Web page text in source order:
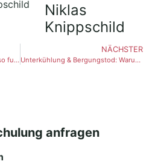
Niklas
Knippschild
Kostenloser Erste-Hilfe-Kurs – so funktioniert’s über den Arbeitgeber
NÄCHSTER
Unterkühlung & Bergungstod: Warum falsches Bewegen lebensgefährlich sein kann
anfragen